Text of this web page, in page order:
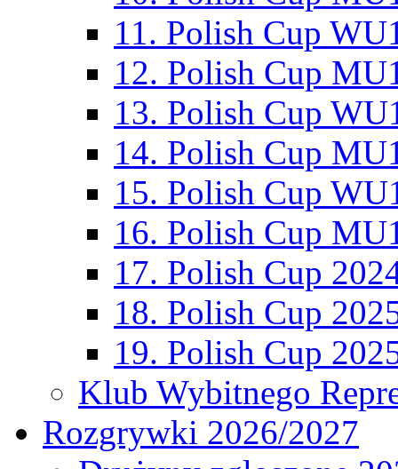
11. Polish Cup
12. Polish Cup
13. Polish Cup
14. Polish Cup
15. Polish Cup
16. Polish Cup
17. Polish Cup
18. Polish Cup
19. Polish Cup
Klub Wybitnego
Rozgrywki 2026/2027